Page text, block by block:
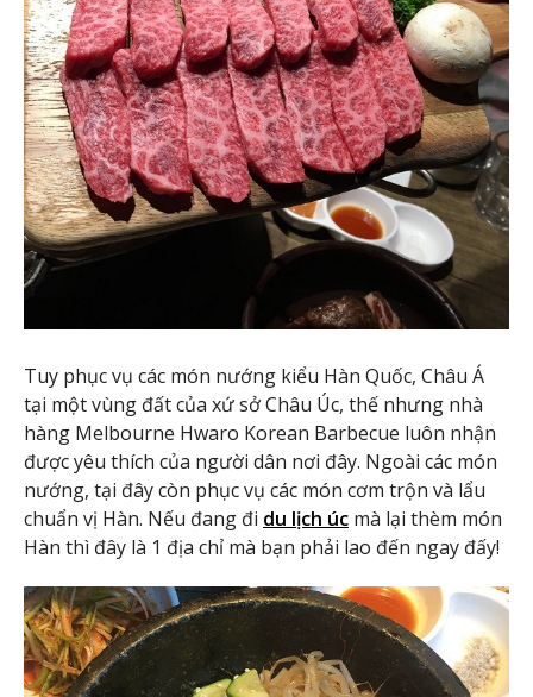
Tuy phục vụ các món nướng kiểu Hàn Quốc, Châu Á
tại một vùng đất của xứ sở Châu Úc, thế nhưng nhà
hàng Melbourne Hwaro Korean Barbecue luôn nhận
được yêu thích của người dân nơi đây. Ngoài các món
nướng, tại đây còn phục vụ các món cơm trộn và lẩu
chuẩn vị Hàn. Nếu đang đi du lịch úc mà lại thèm món
Hàn thì đây là 1 địa chỉ mà bạn phải lao đến ngay đấy!